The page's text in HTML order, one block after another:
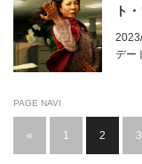
ト
デー
PAGE NAVI
« 1 2 3